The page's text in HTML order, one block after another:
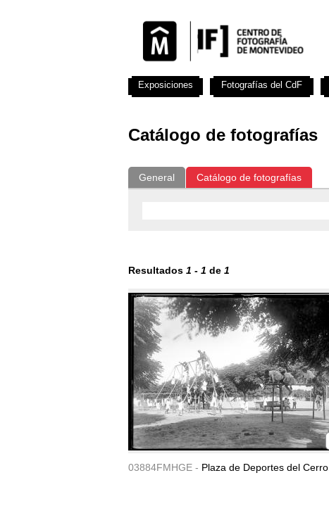
Catálogo de fotografías
General Catálogo de fotografías
Resultados 1 - 1 de 1
03884FMHGE - Plaza de Deportes del Cerro.
Exposiciones Fotografías del CdF